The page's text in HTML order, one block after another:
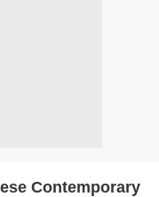
Contemporary